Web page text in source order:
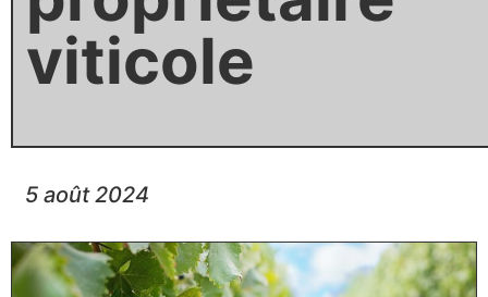
viticole
5 août 2024